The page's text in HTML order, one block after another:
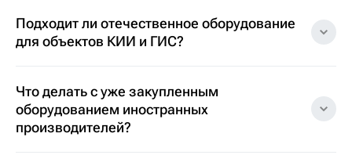
Подходит ли отечественное оборудование
для объектов КИИ и ГИС?
Что делать с уже закупленным
оборудованием иностранных
производителей?